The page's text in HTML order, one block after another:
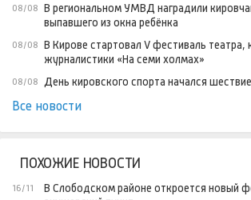
08/08 В региональном УМВД наградили
выпавшего из окна ребёнка
08/08 В Кирове стартовал V фестиваль театра,
журналистики «На семи холмах»
08/08 День кировского спорта начался
Все новости
ПОХОЖИЕ НОВОСТИ
16/11
В Слободском районе откроется новый